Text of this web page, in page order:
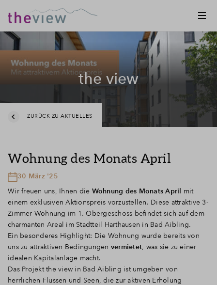
the view
ZURÜCK ZU AKTUELLES
Wohnung des Monats April
30 März '25
Wir freuen uns, Ihnen die Wohnung des Monats April mit
einem exklusiven Aktionspreis vorzustellen. Diese attraktive 3-
Zimmer-Wohnung im 1. Obergeschoss befindet sich auf dem
charmanten Areal im Stadtteil Harthausen in Bad Aibling.
Ein besonderes Highlight: Die Wohnung wurde bereits von
uns zu attraktiven Bedingungen vermietet, was sie zu einer
idealen Kapitalanlage macht.
Das Projekt the view in Bad Aibling ist umgeben von
herrlichen Flüssen und Seen, die zur aktiven Erholung